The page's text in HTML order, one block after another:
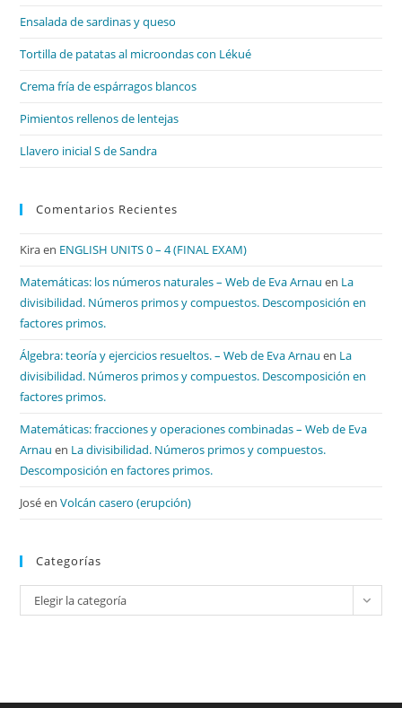
Ensalada de sardinas y queso
Tortilla de patatas al microondas con Lékué
Crema fría de espárragos blancos
Pimientos rellenos de lentejas
Llavero inicial S de Sandra
Comentarios Recientes
Kiraen ENGLISH UNITS 0 – 4 (FINAL EXAM)
Matemáticas: los números naturales – Web de Eva Arnau en La
divisibilidad. Números primos y compuestos. Descomposición en
factores primos.
Álgebra: teoría y ejercicios resueltos. – Web de Eva Arnau en La
divisibilidad. Números primos y compuestos. Descomposición en
factores primos.
Matemáticas: fracciones y operaciones combinadas – Web de Eva
Arnau en La divisibilidad. Números primos y compuestos.
Descomposición en factores primos.
JoséenVolcán casero (erupción)
Categorías
Categorías
Elegir la categoría